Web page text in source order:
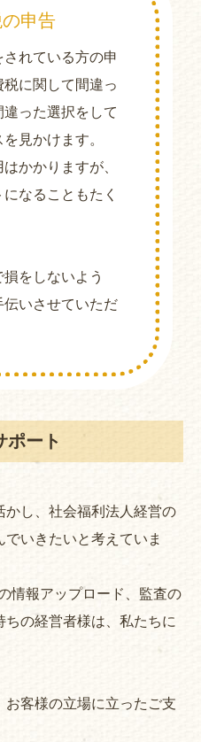
申告
れている方の申
に関して間違っ
った選択をして
見かけます。
かかりますが、
なることもたく
をしないよう
いさせていただ
ポート
かし、社会福利法人経営の
いきたいと考えていま
情報アップロード、監査の
の経営者様は、私たちに
客様の立場に立ったご支